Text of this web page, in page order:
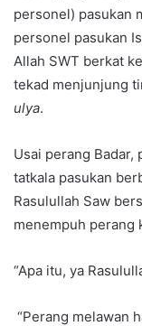
personel) pasukan
personel pasukan
Allah SWT berkat
tekad menjunjung
ulya.
Usai perang Badar,
tatkala pasukan
Rasulullah Saw
menempuh perang
“Apa itu, ya
“Perang melawan